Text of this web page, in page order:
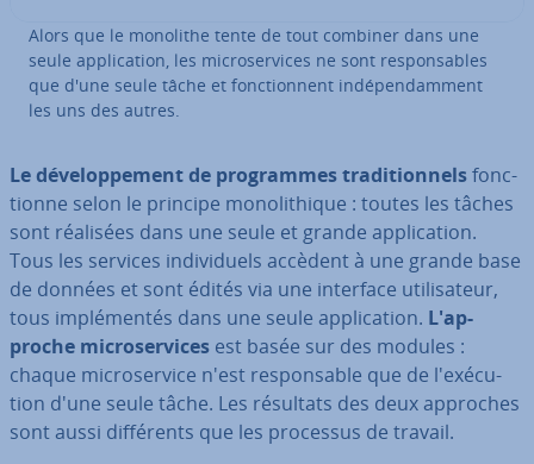
Alors que le monolithe tente de tout combiner dans une
seule ap­pli­ca­tion, les mi­cro­ser­vices ne sont res­pon­sables
que d'une seule tâche et fonc­tion­nent in­dé­pen­dam­ment
les uns des autres.
Le dé­ve­lop­pe­ment de pro­grammes tra­di­tion­nelsfonc­
tionne selon le principe mo­no­li­thique : toutes les tâches
sont réalisées dans une seule et grande ap­pli­ca­tion.
Tous les services in­di­vi­duels accèdent à une grande base
de données et sont édités via une interface uti­li­sa­teur,
tous im­plé­men­tés dans une seule ap­pli­ca­tion. L'ap­
proche mi­cro­ser­vices est basée sur des modules :
chaque mi­cro­ser­vice n'est res­pon­sable que de l'exé­cu­
tion d'une seule tâche. Les résultats des deux approches
sont aussi dif­fé­rents que les processus de travail.